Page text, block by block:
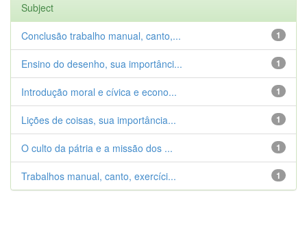
Subject
1
Conclusão trabalho manual, canto,...
1
Ensino do desenho, sua importânci...
1
Introdução moral e cívica e econo...
1
Lições de coisas, sua importância...
1
O culto da pátria e a missão dos ...
1
Trabalhos manual, canto, exercíci...